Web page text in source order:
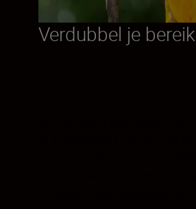
Verdubbel je bereik